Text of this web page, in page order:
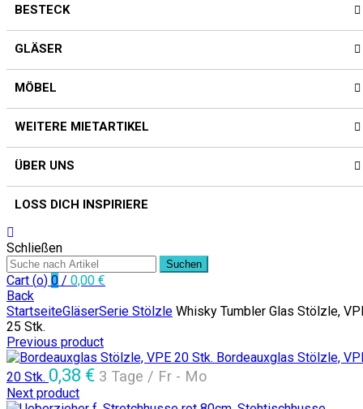
BESTECK
GLÄSER
MÖBEL
WEITERE MIETARTIKEL
ÜBER UNS
LOSS DICH INSPIRIERE
Schließen
Suchen
Cart (o) 0 / 0,00 €
Back
StartseiteGläserSerie Stölzle Whisky Tumbler Glas Stölzle,
25 Stk.
Previous product
Bordeauxglas Stölzle,
20 Stk. 0,38 € 3 Tage / Fr - Mo
Next product